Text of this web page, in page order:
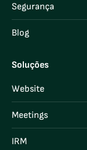
Segurança
Blog
Soluções
Website
Meetings
IRM